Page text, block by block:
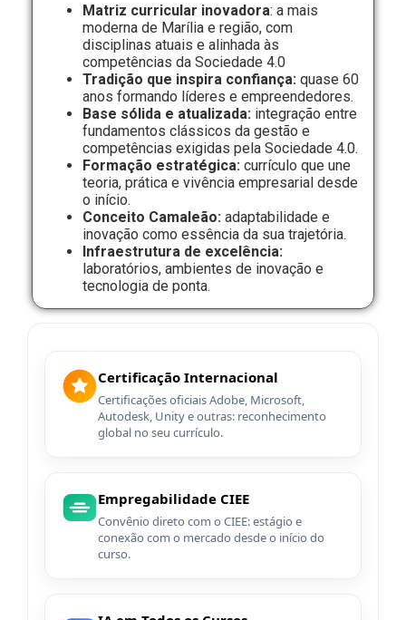
Matriz curricular inovadora: a mais
moderna de Marília e região, com
disciplinas atuais e alinhada às
competências da Sociedade 4.0
Tradição que inspira confiança: quase 60
anos formando líderes e empreendedores.
Base sólida e atualizada: integração entre
fundamentos clássicos da gestão e
competências exigidas pela Sociedade 4.0.
Formação estratégica: currículo que une
teoria, prática e vivência empresarial desde
o início.
Conceito Camaleão: adaptabilidade e
inovação como essência da sua trajetória.
Infraestrutura de excelência:
laboratórios, ambientes de inovação e
tecnologia de ponta.
Certificação Internacional
Certificações oficiais Adobe, Microsoft,
Autodesk, Unity e outras: reconhecimento
global no seu currículo.
Empregabilidade CIEE
Convênio direto com o CIEE: estágio e
conexão com o mercado desde o início do
curso.